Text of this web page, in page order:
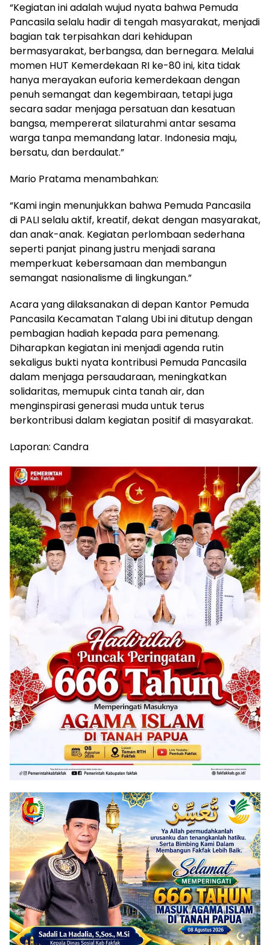
“Kegiatan ini adalah wujud nyata bahwa Pemuda
Pancasila selalu hadir di tengah masyarakat, menjadi
bagian tak terpisahkan dari kehidupan
bermasyarakat, berbangsa, dan bernegara. Melalui
momen HUT Kemerdekaan RI ke-80 ini, kita tidak
hanya merayakan euforia kemerdekaan dengan
penuh semangat dan kegembiraan, tetapi juga
secara sadar menjaga persatuan dan kesatuan
bangsa, mempererat silaturahmi antar sesama
warga tanpa memandang latar. Indonesia maju,
bersatu, dan berdaulat.”
Mario Pratama menambahkan:
“Kami ingin menunjukkan bahwa Pemuda Pancasila
di PALI selalu aktif, kreatif, dekat dengan masyarakat,
dan anak-anak. Kegiatan perlombaan sederhana
seperti panjat pinang justru menjadi sarana
memperkuat kebersamaan dan membangun
semangat nasionalisme di lingkungan.”
Acara yang dilaksanakan di depan Kantor Pemuda
Pancasila Kecamatan Talang Ubi ini ditutup dengan
pembagian hadiah kepada para pemenang.
Diharapkan kegiatan ini menjadi agenda rutin
sekaligus bukti nyata kontribusi Pemuda Pancasila
dalam menjaga persaudaraan, meningkatkan
solidaritas, memupuk cinta tanah air, dan
menginspirasi generasi muda untuk terus
berkontribusi dalam kegiatan positif di masyarakat.
Laporan: Candra